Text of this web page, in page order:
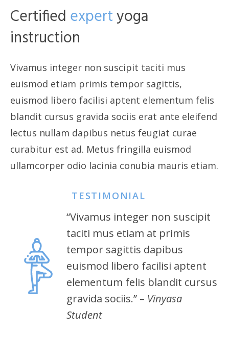
Certified expertyoga
instruction
Vivamus integer non suscipit taciti mus
euismod etiam primis tempor sagittis,
euismod libero facilisi aptent elementum felis
blandit cursus gravida sociis erat ante eleifend
lectus nullam dapibus netus feugiat curae
curabitur est ad. Metus fringilla euismod
ullamcorper odio lacinia conubia mauris etiam.
TESTIMONIAL
“Vivamus integer non suscipit
taciti mus etiam at primis
tempor sagittis dapibus
euismod libero facilisi aptent
elementum felis blandit cursus
gravida sociis.” – Vinyasa
Student